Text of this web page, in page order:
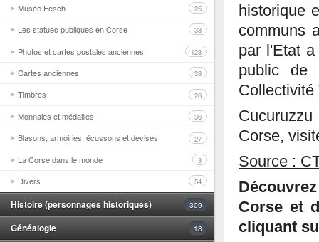
Musée Fesch 25
Les statues publiques en Corse 33
Photos et cartes postales anciennes 123
Cartes anciennes 33
Timbres 26
Monnaies et médailles 36
Blasons, armoiries, écussons et devises 27
La Corse dans le monde 3
Divers 54
Histoire (personnages historiques) 309
Généalogie 18
historique
communs
par l'Etat
public de
Corse,
Source :
Corse et
cliquant